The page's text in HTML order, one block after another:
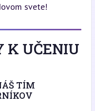
svete!
K UČENIU
TÍM